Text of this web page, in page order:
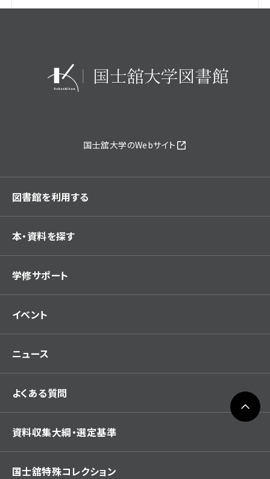
国士舘大学のWebサイト
図書館を利用する
本・資料を探す
学修サポート
イベント
ニュース
よくある質問
資料収集大綱・選定基準
国士舘特殊コレクション